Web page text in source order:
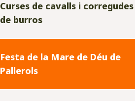
Curses de cavalls i corregudes
de burros
Festa de la Mare de Déu de
Pallerols